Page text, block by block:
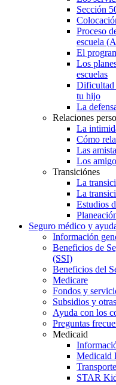
Sección
Proceso
escuela
El
Los
escuelas
Dificultad
tu hijo
La
Relaciones
La
Cómo
Las
Los
Transiciónes
La
La
Estudios
Seguro médico y
Información
Beneficios de
(SSI)
Beneficios del
Medicare
Fondos y
Subsidios y
Ayuda con los
Preguntas
Medicaid
Medicaid
Transporte
STAR